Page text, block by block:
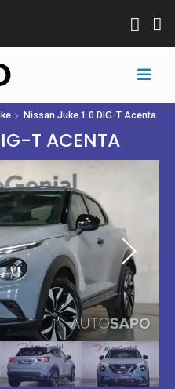
Nissan Juke 1.0 DIG-T Acenta
T ACENTA